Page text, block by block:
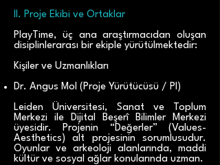
II. Proje Ekibi ve Ortaklar
PlayTime, üç ana araştırmacıdan oluşan
disiplinlerarası bir ekiple yürütülmektedir:
Kişiler ve Uzmanlıkları
Dr. Angus Mol (Proje Yürütücüsü / PI)
Leiden Üniversitesi, Sanat ve Toplum
Merkezi ile Dijital Beşerî Bilimler Merkezi
üyesidir. Projenin “Değerler” (Values-
Aesthetics) alt projesinin sorumlusudur.
Oyunlar ve arkeoloji alanlarında, maddi
kültür ve sosyal ağlar konularında uzman.